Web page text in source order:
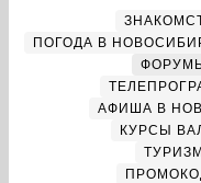
ПОГОДА В
АФИША В
КУРСЫ